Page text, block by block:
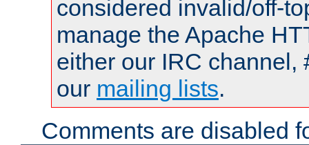
considered invalid/off-
manage the Apache
either our IRC channel,
our mailing lists.
Comments are disabled